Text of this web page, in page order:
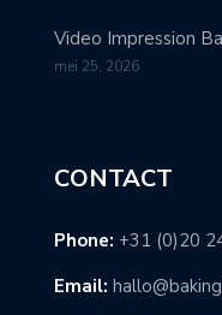
Video Impression
mei 25, 2026
CONTACT
Phone: +31 (0)20
Email: